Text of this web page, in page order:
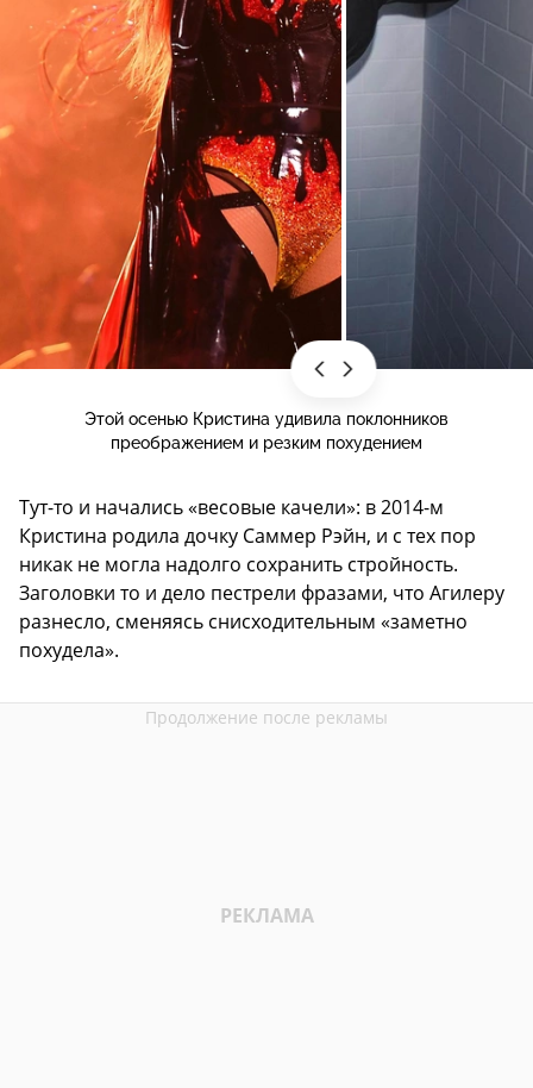
Этой осенью Кристина удивила поклонников
преображением и резким похудением
Тут-то и начались «весовые качели»: в 2014-м
Кристина родила дочку Саммер Рэйн, и с тех пор
никак не могла надолго сохранить стройность.
Заголовки то и дело пестрели фразами, что Агилеру
разнесло, сменяясь снисходительным «заметно
похудела».